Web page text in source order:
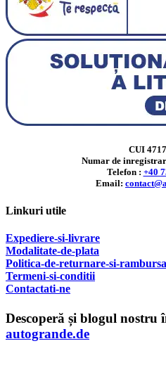
CUI
Numar de
Telefon : +40
Email:
Linkuri utile
Expediere-si-livrare
Modalitate-de-plata
Politica-de-returnare-si-
Termeni-si-conditii
Contactati-ne
Descoperă și blogul nostru
autogrande.de